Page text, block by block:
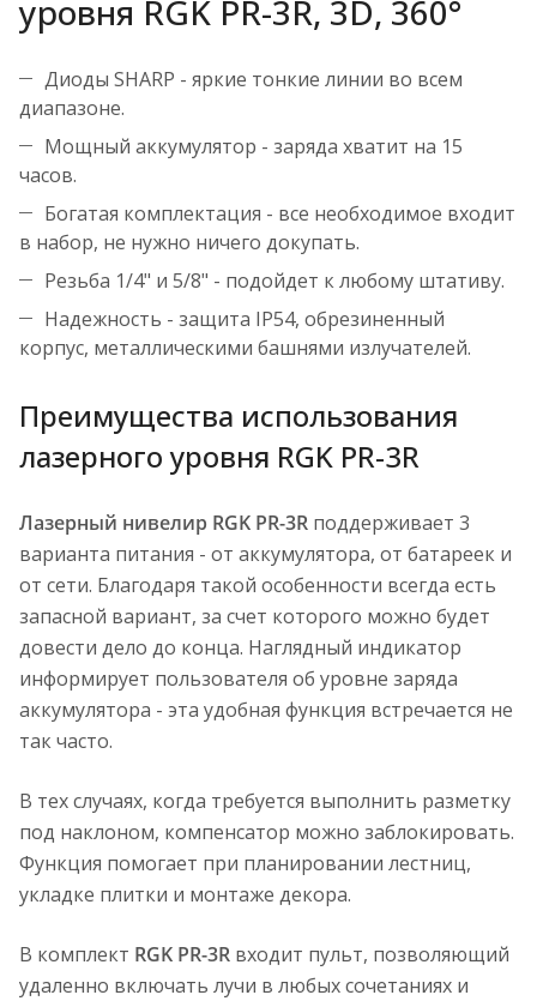
уровня RGK PR-3R, 3D, 360°
Диоды SHARP - яркие тонкие линии во всем
диапазоне.
Мощный аккумулятор - заряда хватит на 15
часов.
Богатая комплектация - все необходимое входит
в набор, не нужно ничего докупать.
Резьба 1/4" и 5/8" - подойдет к любому штативу.
Надежность - защита IP54, обрезиненный
корпус, металлическими башнями излучателей.
Преимущества использования
лазерного уровня RGK PR-3R
Лазерный нивелир RGK PR-3R поддерживает 3
варианта питания - от аккумулятора, от батареек и
от сети. Благодаря такой особенности всегда есть
запасной вариант, за счет которого можно будет
довести дело до конца. Наглядный индикатор
информирует пользователя об уровне заряда
аккумулятора - эта удобная функция встречается не
так часто.
В тех случаях, когда требуется выполнить разметку
под наклоном, компенсатор можно заблокировать.
Функция помогает при планировании лестниц,
укладке плитки и монтаже декора.
В комплект RGK PR-3R входит пульт, позволяющий
удаленно включать лучи в любых сочетаниях и